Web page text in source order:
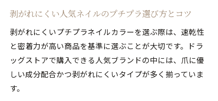
剥がれにくい人気ネイルのプチプラ選び方とコツ
剥がれにくいプチプラネイルカラーを選ぶ際は、速乾性
と密着力が高い商品を基準に選ぶことが大切です。ドラ
ッグストアで購入できる人気ブランドの中には、爪に優
しい成分配合かつ剥がれにくいタイプが多く揃っていま
す。